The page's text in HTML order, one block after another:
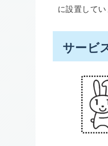
に設置してい
サービ